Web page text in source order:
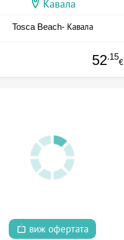
Кавала
Tosca Beach- Кавала
52.15
€
виж офертата